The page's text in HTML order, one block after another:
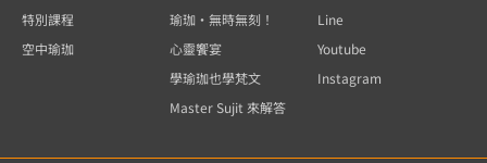
特別課程
空中瑜珈
瑜珈・無時無刻！
心靈饗宴
學瑜珈也學梵文
Master Sujit 來解答
Line
Youtube
Instagram